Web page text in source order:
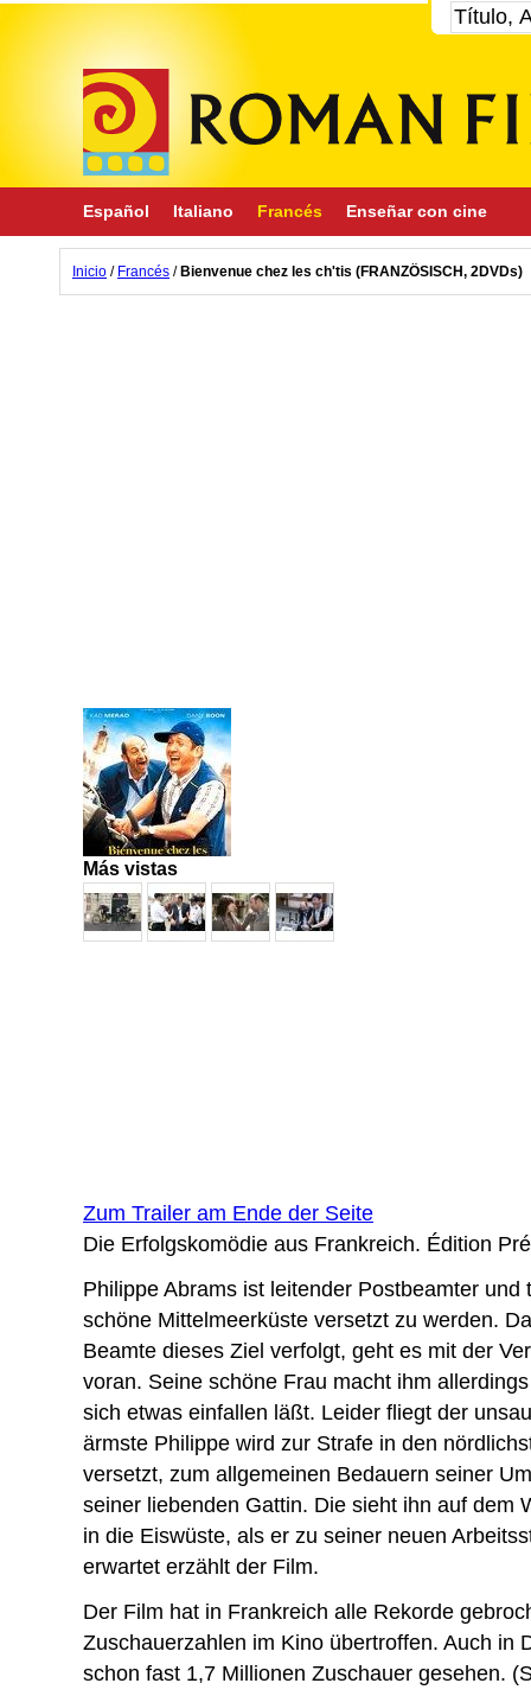
Español Italiano Francés Enseñar con cine
Inicio / Francés / Bienvenue chez les ch'tis (FRANZÖSISCH, 2DVDs)
Más vistas
Zum Trailer am Ende der Seite
Die Erfolgskomödie aus Frankreich. Édition
Philippe Abrams ist leitender Postbeamter und
schöne Mittelmeerküste versetzt zu werden.
Beamte dieses Ziel verfolgt, geht es mit der
voran. Seine schöne Frau macht ihm
sich etwas einfallen läßt. Leider fliegt der
ärmste Philippe wird zur Strafe in den
versetzt, zum allgemeinen Bedauern seiner
seiner liebenden Gattin. Die sieht ihn auf dem
in die Eiswüste, als er zu seiner neuen
erwartet erzählt der Film.
Der Film hat in Frankreich alle Rekorde
Zuschauerzahlen im Kino übertroffen. Auch in
schon fast 1,7 Millionen Zuschauer gesehen.